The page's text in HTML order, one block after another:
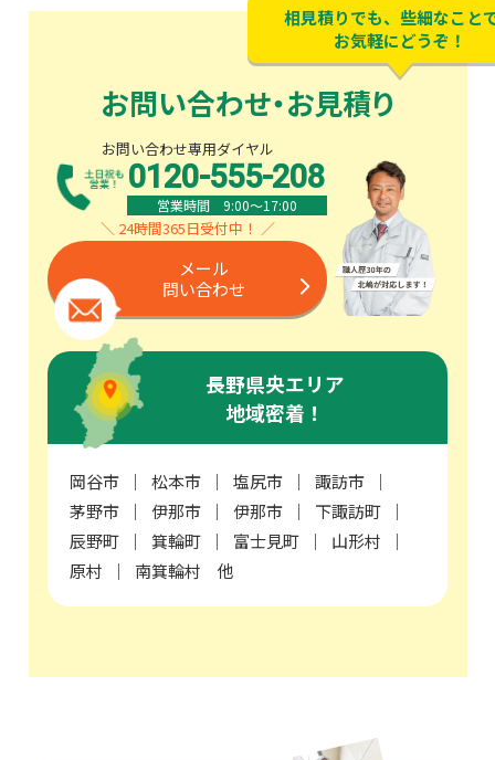
相見積りでも、些細なこと
お気軽にどうぞ！
お問い合わせ・お見積り
お問い合わせ専用ダイヤル
0120-555-208
営業時間 9:00〜17:00
＼ 24時間365日受付中！ ／
メール
問い合わせ
長野県央エリア
地域密着！
岡谷市 松本市 塩尻市
諏訪市
茅野市
伊那市 伊那市
下諏訪町
辰野町
箕輪町 富士見町
山形村
原村
南箕輪村 他